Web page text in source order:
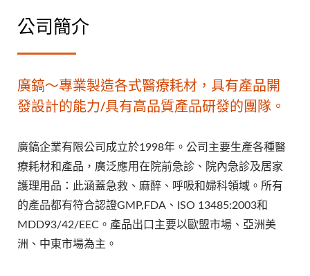
公司簡介
廣鎬～專業製造各式醫療耗材，具有產品開
發設計的能力/具有高品質產品研發的團隊。
廣鎬企業有限公司成立於1998年。公司主要生產各種醫
療耗材和產品，廣泛應用在院前急診、院內急診及居家
護理用品：此涵蓋急救、麻醉、呼吸和婦科領域。所有
的產品都有符合認證GMP,FDA、ISO 13485:2003和
MDD93/42/EEC。產品出口主要以歐盟市場、亞洲美
洲、中東市場為主。